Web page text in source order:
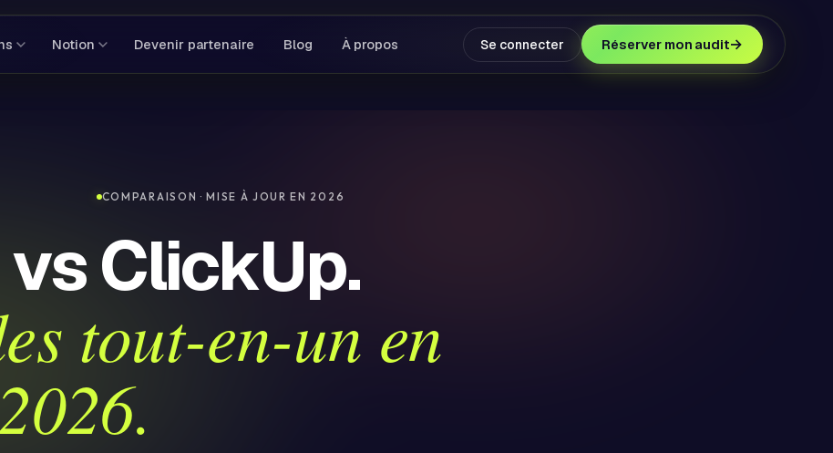
Notion Devenir partenaire Blog À propos Se connecter Réserver mon audit→
COMPARAISON · MISE À JOUR EN 2026
ClickUp.
tout-en-un en